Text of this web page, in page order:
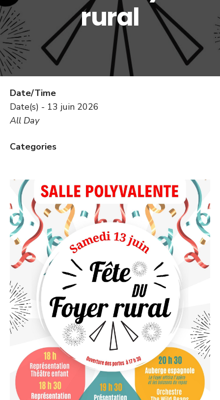
rural
Date/Time
Date(s) - 13 juin 2026
All Day
Categories